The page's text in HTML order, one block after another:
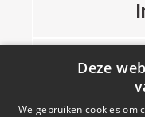
Deze
We gebruiken cookies om